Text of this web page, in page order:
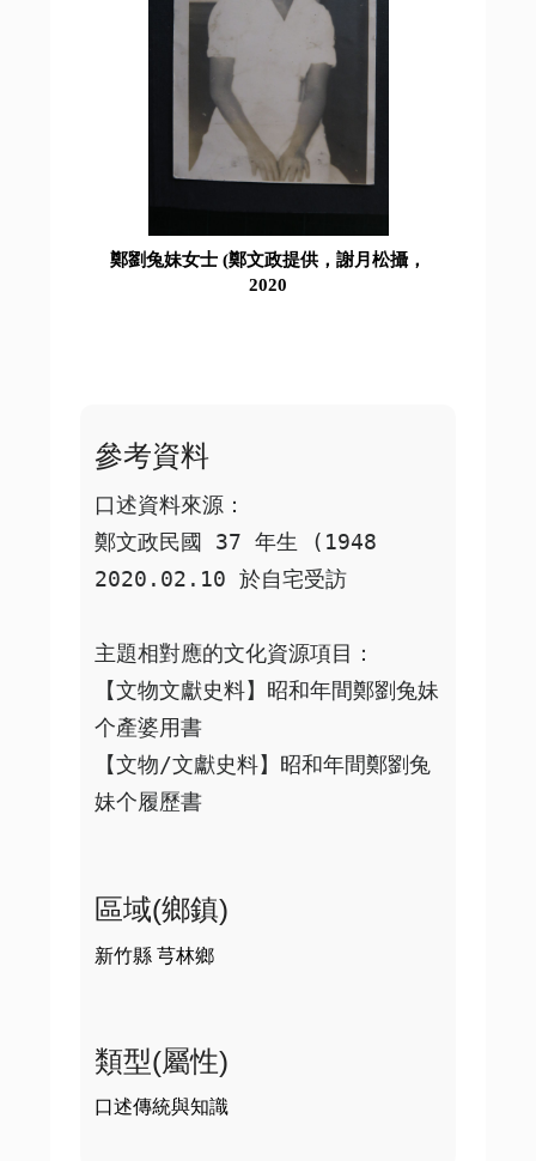
鄭劉兔妹女士 (鄭文政提供，謝月松攝，
2020
參考資料
口述資料來源：
鄭文政民國 37 年生 (1948
2020.02.10 於自宅受訪
主題相對應的文化資源項目：
【文物文獻史料】昭和年間鄭劉兔妹
个產婆用書
【文物/文獻史料】昭和年間鄭劉兔
區域(鄉鎮)
新竹縣 芎林鄉
類型(屬性)
口述傳統與知識